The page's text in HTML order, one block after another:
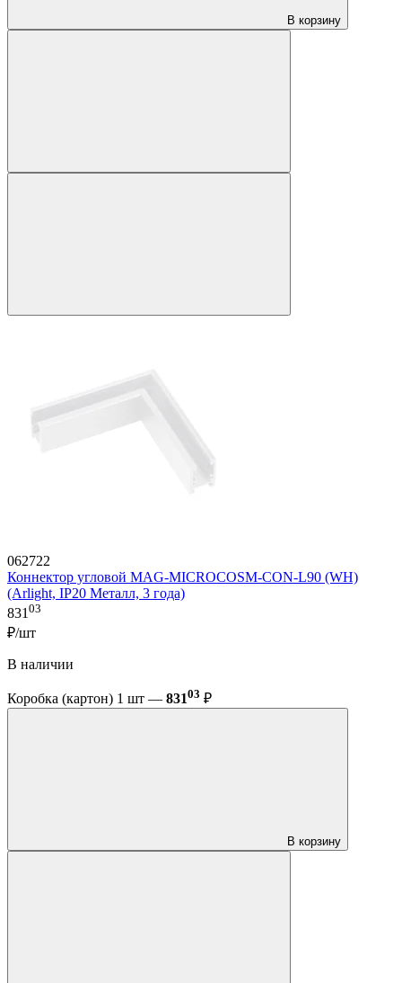
В корзину
062722
Коннектор угловой MAG-MICROCOSM-CON-L90 (WH)
(Arlight, IP20 Металл, 3 года)
83103
₽/шт
В наличии
Коробка (картон) 1 шт — 83103 ₽
В корзину